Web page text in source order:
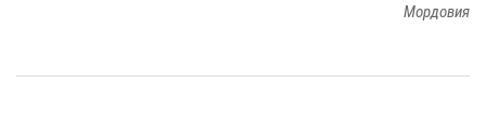
Мордовия